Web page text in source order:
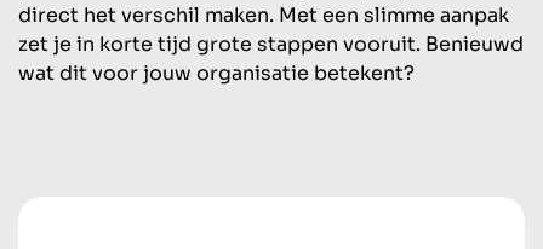
direct het verschil maken. Met een slimme aanpak
zet je in korte tijd grote stappen vooruit. Benieuwd
wat dit voor jouw organisatie betekent?